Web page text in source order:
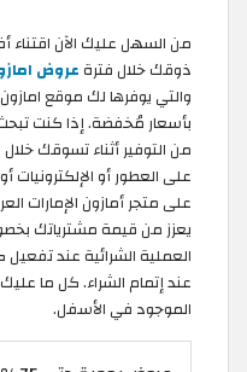
من السهل عليك الآن اقتناء
ذوقك خلال فترة عروض
والتي يوفرها لك موقع
بأسعار مُخفضة. إذا كنت
من التوفير أثناء تسوقك
على العطور أو الإلكترونيات
على متجر أمازون الإمارات
يعزز من قيمة مشترياتك
عند إتمام الشراء. كل ما
الموجود في الأسفل.